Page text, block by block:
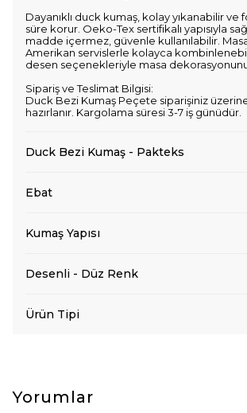
Dayanıklı duck kumaş, kolay yıkanabilir ve
süre korur. Oeko-Tex sertifikalı yapısıyla
madde içermez, güvenle kullanılabilir.
Amerikan servislerle kolayca
desen seçenekleriyle masa
Sipariş ve Teslimat Bilgisi:
Duck Bezi Kumaş Peçete siparişiniz
hazırlanır. Kargolama süresi 3-7 iş günüdür.
Duck Bezi Kumaş - Pakteks
Ebat
Kumaş Yapısı
Desenli - Düz Renk
Ürün Tipi
Yorumlar